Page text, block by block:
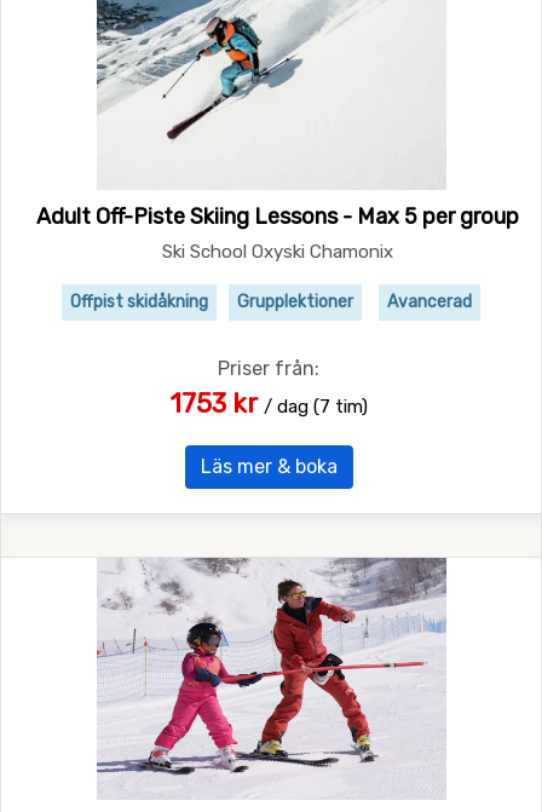
Adult Off-Piste Skiing Lessons - Max 5 per group
Ski School Oxyski Chamonix
Offpist skidåkning Grupplektioner Avancerad
Priser från:
1753 kr / dag (7 tim)
Läs mer & boka